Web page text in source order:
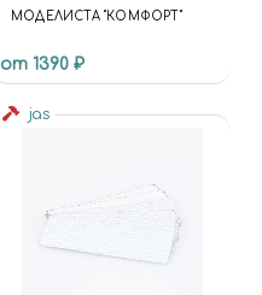
МОДЕЛИСТА "КОМФОРТ"
от 1390 ₽
jas